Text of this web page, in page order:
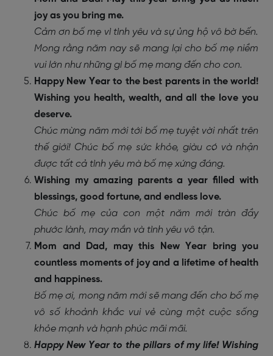
joy as you bring me.
Cảm ơn bố mẹ vì tình yêu và sự ủng hộ vô bờ bến.
Mong rằng năm nay sẽ mang lại cho bố mẹ niềm
vui lớn như những gì bố mẹ mang đến cho con.
Happy New Year to the best parents in the world!
Wishing you health, wealth, and all the love you
deserve.
Chúc mừng năm mới tới bố mẹ tuyệt vời nhất trên
thế giới! Chúc bố mẹ sức khỏe, giàu có và nhận
được tất cả tình yêu mà bố mẹ xứng đáng.
Wishing my amazing parents a year filled with
blessings, good fortune, and endless love.
Chúc bố mẹ của con một năm mới tràn đầy
phước lành, may mắn và tình yêu vô tận.
Mom and Dad, may this New Year bring you
countless moments of joy and a lifetime of health
and happiness.
Bố mẹ ơi, mong năm mới sẽ mang đến cho bố mẹ
vô số khoảnh khắc vui vẻ cùng một cuộc sống
khỏe mạnh và hạnh phúc mãi mãi.
Happy New Year to the pillars of my life! Wishing